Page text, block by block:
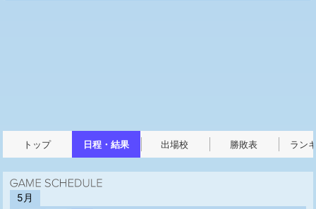
トップ 日程・結果 出場校 勝敗表 ラン
5月